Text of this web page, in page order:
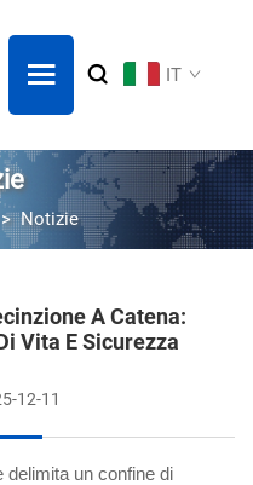
IT
Notizie
A Catena:
Vita E Sicurezza
12-11
delimita un confine di